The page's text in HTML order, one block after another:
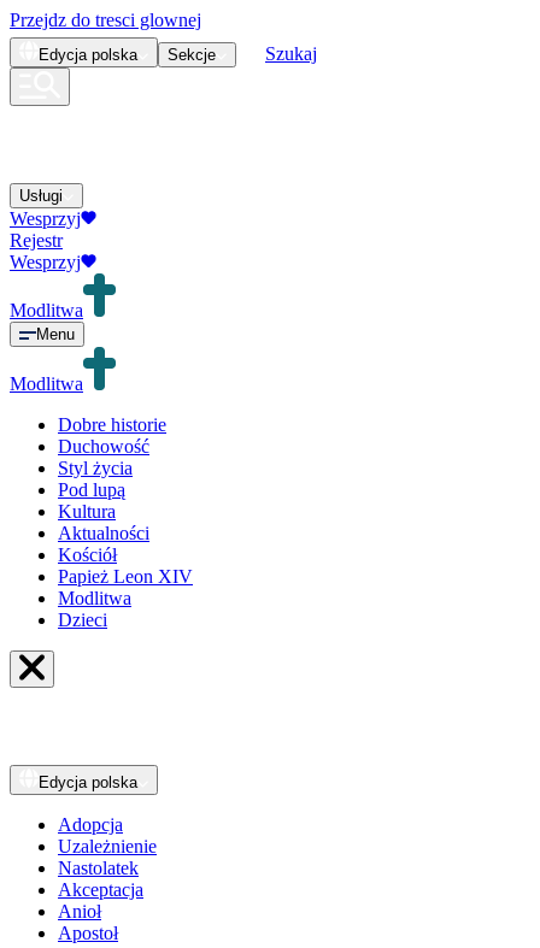
Przejdz do tresci glownej
Edycja polska Sekcje Szukaj
Usługi
Wesprzyj
Rejestr
Wesprzyj
Modlitwa
Menu
Modlitwa
Dobre historie
Duchowość
Styl życia
Pod lupą
Kultura
Aktualności
Kościół
Papież Leon XIV
Modlitwa
Dzieci
Edycja polska
Adopcja
Uzależnienie
Nastolatek
Akceptacja
Anioł
Apostoł